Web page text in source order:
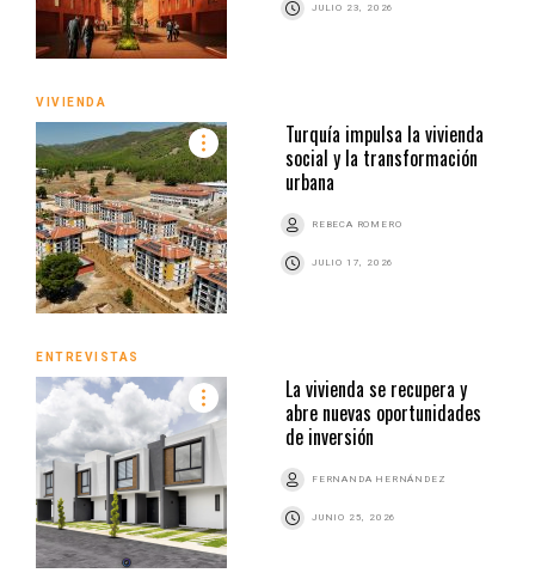
JULIO 23, 2026
VIVIENDA
Turquía impulsa la vivienda
social y la transformación
urbana
REBECA ROMERO
JULIO 17, 2026
ENTREVISTAS
La vivienda se recupera y
abre nuevas oportunidades
de inversión
FERNANDA HERNÁNDEZ
JUNIO 25, 2026